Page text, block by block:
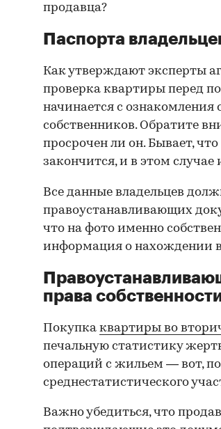
продавца?
Паспорта
Как утверждают эксперты
проверка квартиры перед
начинается с ознакомления
собственников. Обратите
просрочен ли он. Бывает,
закончится, и в этом
Все данные владельцев
правоустанавливающих
что на фото именно
информация о нахождении
права
Покупка квартиры во
печальную статистику
операций с жильем — вот,
среднестатистического
Важно убедиться, что